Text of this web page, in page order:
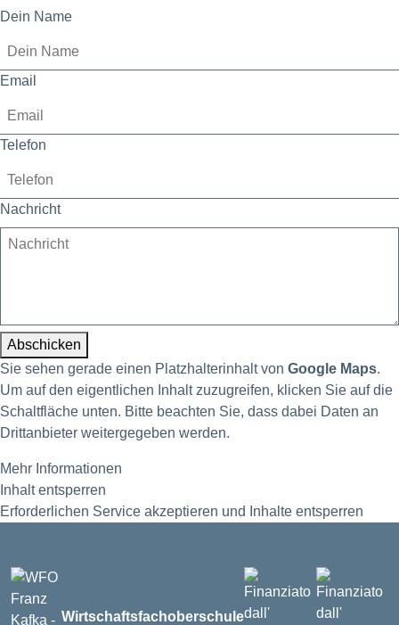
Dein Name
Email
Telefon
Nachricht
Abschicken
Sie sehen gerade einen Platzhalterinhalt von Google Maps.
Um auf den eigentlichen Inhalt zuzugreifen, klicken Sie auf die
Schaltfläche unten. Bitte beachten Sie, dass dabei Daten an
Drittanbieter weitergegeben werden.
Mehr Informationen
Inhalt entsperren
Erforderlichen Service akzeptieren und Inhalte entsperren
Wirtschaftsfachoberschule